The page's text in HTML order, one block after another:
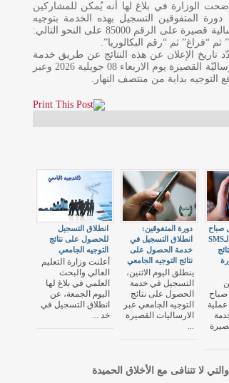
الوزارة في بلاغ لها أنه يُمكن للمشاركين
المتفوقين التسجيل بهذه الخدمة بتوجيه
إرسالية قصيرة على الرقم 85000 على النحو التالي:
تاريخ الإعلان عن هذه النتائج عن طريق خدمة
الإرساليّة القصيرة يوم الاربعاء 08 جويلية 2026 وعبر
التوجيه بداية من منتصف النهار.
انطلاق التسجيل
للحصول على نتائج
التوجيه الجامعي
أعلنت وزارة التعليم
العالي والبحث
العلمي في بلاغ لها
اليوم الجمعة، عن
انطلاق التسجيل في
خد ...
دورة المتفوقين:
انطلاق التسجيل في
خدمة الحصول على
نتائج التوجيه الجامعي
ينطلق اليوم الاثنين،
التسجيل في خدمة
الحصول على نتائج
التوجيه الجامعي عبر
الارساليات القصيرة
...
صباح
الغد في خدمة الـSMS
من صباح
عملية
لا تتنافى مع الأخلاق الحميدة